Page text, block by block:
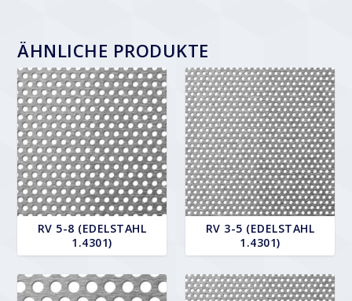
ÄHNLICHE PRODUKTE
RV 5-8 (EDELSTAHL
1.4301)
RV 3-5 (EDELSTAHL
1.4301)